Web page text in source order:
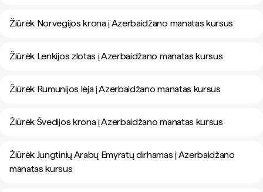
Žiūrėk Norvegijos krona į Azerbaidžano manatas kursus
Žiūrėk Lenkijos zlotas į Azerbaidžano manatas kursus
Žiūrėk Rumunijos lėja į Azerbaidžano manatas kursus
Žiūrėk Švedijos krona į Azerbaidžano manatas kursus
Žiūrėk Jungtinių Arabų Emyratų dirhamas į Azerbaidžano
manatas kursus